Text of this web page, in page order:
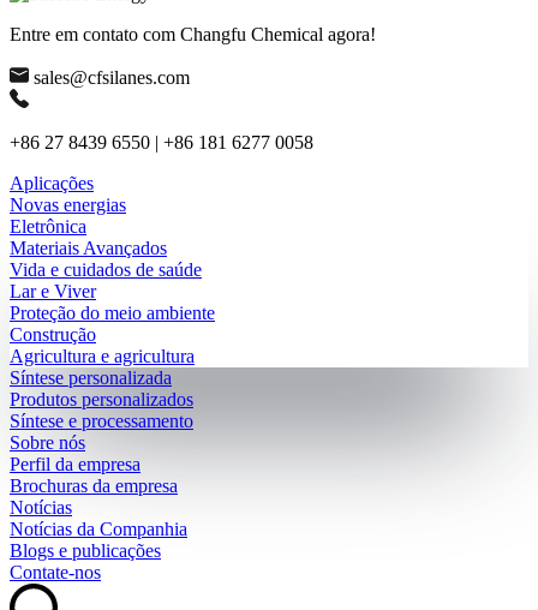
Entre em contato com Changfu Chemical agora!
sales@cfsilanes.com
+86 27 8439 6550 | +86 181 6277 0058
Aplicações
Novas energias
Eletrônica
Materiais Avançados
Vida e cuidados de saúde
Lar e Viver
Proteção do meio ambiente
Construção
Agricultura e agricultura
Síntese personalizada
Produtos personalizados
Síntese e processamento
Sobre nós
Perfil da empresa
Brochuras da empresa
Notícias
Notícias da Companhia
Blogs e publicações
Contate-nos